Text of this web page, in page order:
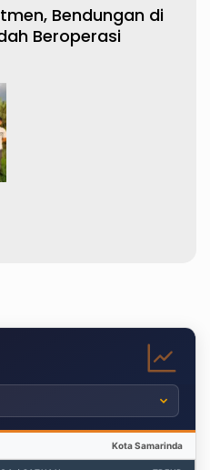
Bendungan di
Beroperasi
Kota Samarinda